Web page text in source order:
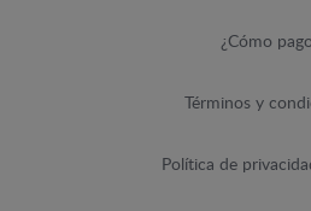
¿Cómo
Términos y
Política de